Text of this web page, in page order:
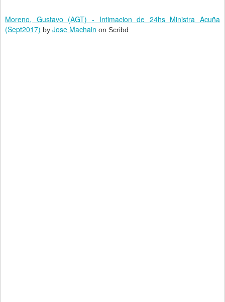
Moreno, Gustavo (AGT) - Intimacion de 24hs Ministra Acuña
(Sept2017) by Jose Machain on Scribd